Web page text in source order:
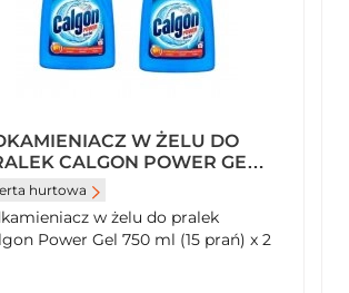
W ŻELU DO
CALGON POWER GEL
ML (15 PRAŃ) X 2
hurtowa
w żelu do pralek
Power Gel 750 ml (15 prań) x 2